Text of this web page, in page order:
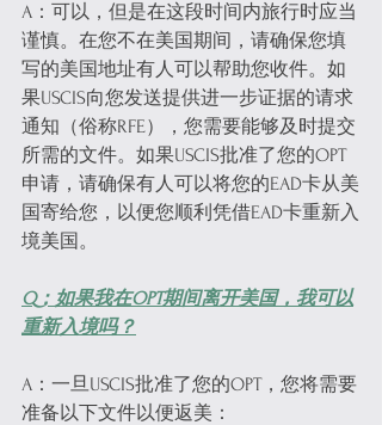
A：可以，但是在这段时间内旅行时应当
谨慎。在您不在美国期间，请确保您填
写的美国地址有人可以帮助您收件。如
果USCIS向您发送提供进一步证据的请求
通知（俗称RFE），您需要能够及时提交
所需的文件。如果USCIS批准了您的OPT
申请，请确保有人可以将您的EAD卡从美
国寄给您，以便您顺利凭借EAD卡重新入
境美国。
Q：如果我在OPT期间离开美国，我可以
重新入境吗？
A：一旦USCIS批准了您的OPT，您将需要
准备以下文件以便返美：